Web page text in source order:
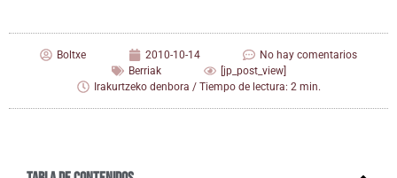
Boltxe 2010-10-14
No hay comentarios
Berriak
[jp_post_view]
Irakurtzeko denbora / Tiempo de lectura: 2 min.